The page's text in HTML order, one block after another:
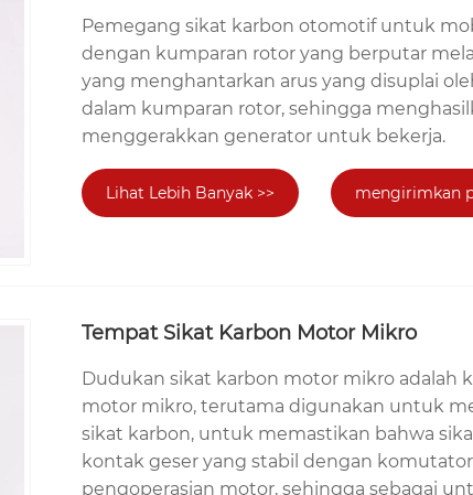
Pemegang sikat karbon otomotif untuk
dengan kumparan rotor yang berputar
yang menghantarkan arus yang disuplai
dalam kumparan rotor, sehingga
menggerakkan generator untuk bekerja.
Lihat Lebih Banyak >> mengirimkan
Tempat Sikat Karbon Motor Mikro
Dudukan sikat karbon motor mikro adalah
motor mikro, terutama digunakan untuk
sikat karbon, untuk memastikan bahwa
kontak geser yang stabil dengan
pengoperasian motor, sehingga sebagai